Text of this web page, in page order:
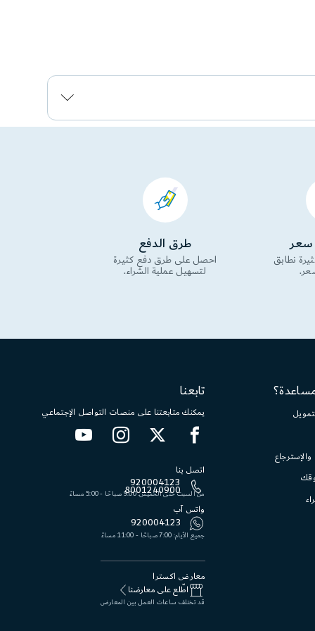
سعر
نطابق
طرق الدفع
احصل على طرق دفع كثيرة
لتسهيل عملية الشراء.
والإسترجاع
تابعنا
يمكنك متابعتنا على منصات التواصل الإجتماعي
اتصل بنا
920004123
8001240900
من السبت حتى الخميس: 9:00 صباحًا - 5:00 مساءً
واتس آب
920004123
جميع الأيام: 7:00 صباحًا - 11:00 مساءً
معارض اكسترا
اطّلع على معارضنا
قد تختلف ساعات العمل بين المعارض